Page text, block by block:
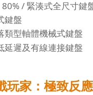
80% / 緊湊式全尺寸鍵
鍵盤
類型軸體機械式鍵盤
延遲及有線連接鍵盤
玩家：極致反